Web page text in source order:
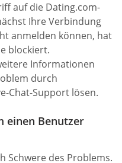
auf die Dating.com-
Ihre Verbindung
anmelden können, hat
blockiert.
Informationen
durch
Chat-Support lösen.
einen Benutzer
Schwere des Problems.